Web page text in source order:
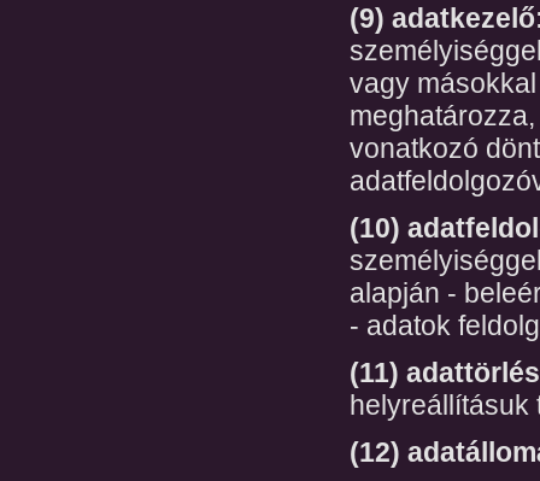
(9)
vagy
vonatkozó
(10)
alapján -
- adatok
(11)
helyreállításuk
(12)